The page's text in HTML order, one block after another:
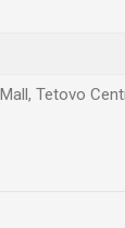
Tetovo